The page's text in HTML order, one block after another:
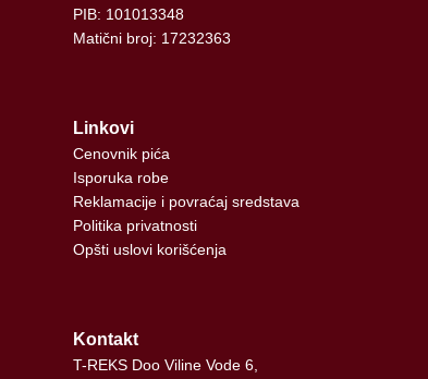
PIB: 101013348
Matični broj: 17232363
Linkovi
Cenovnik pića
Isporuka robe
Reklamacije i povraćaj sredstava
Politika privatnosti
Opšti uslovi korišćenja
Kontakt
T-REKS Doo Viline Vode 6,